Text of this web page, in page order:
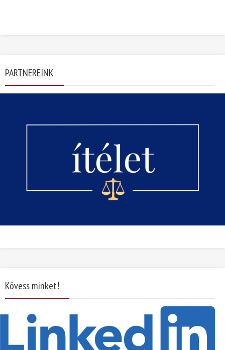
PARTNEREINK
Kövess minket!